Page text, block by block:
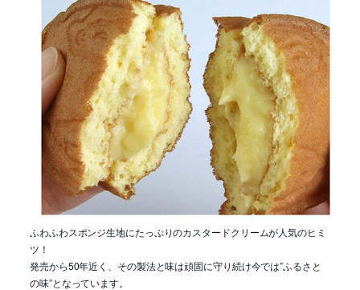
ふわふわスポンジ生地にたっぷりのカスタードクリームが人気のヒミ
ツ！
発売から50年近く、その製法と味は頑固に守り続け今では”ふるさと
の味”となっています。